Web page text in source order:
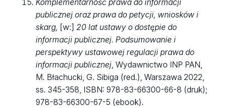
Komplementarność prawa do informacji
publicznej oraz prawa do petycji, wniosków i
skarg, [w:]20 lat ustawy o dostępie do
informacji publicznej. Podsumowanie i
perspektywy ustawowej regulacji prawa do
informacji publicznej, Wydawnictwo INP PAN,
M. Błachucki, G. Sibiga (red.), Warszawa 2022,
ss. 345-358, ISBN: 978-83-66300-66-8 (druk);
978-83-66300-67-5 (ebook).